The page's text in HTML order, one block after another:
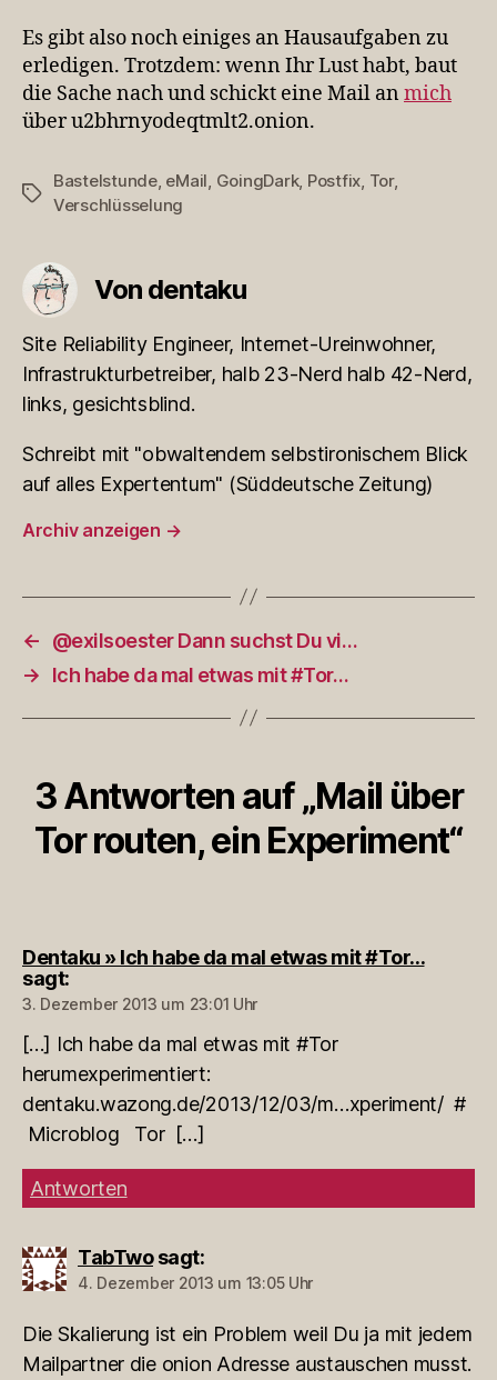
Es gibt also noch einiges an Hausaufgaben zu
erledigen. Trotzdem: wenn Ihr Lust habt, baut
die Sache nach und schickt eine Mail an mich
über u2bhrnyodeqtmlt2.onion.
Schlagwörter
Bastelstunde, eMail GoingDark, Postfix Tor,
Verschlüsselung
Von dentaku
Site Reliability Engineer, Internet-Ureinwohner,
Infrastrukturbetreiber, halb 23-Nerd halb 42-Nerd,
links, gesichtsblind.
Schreibt mit "obwaltendem selbstironischem Blick
auf alles Expertentum" (Süddeutsche Zeitung)
Archiv anzeigen →
←
@exilsoester Dann suchst Du vi…
→
Ich habe da mal etwas mit #Tor…
3 Antworten auf „Mail über
Tor routen, ein Experiment“
Dentaku » Ich habe da mal etwas mit #Tor…
sagt:
3. Dezember 2013 um 23:01 Uhr
[…] Ich habe da mal etwas mit #Tor
herumexperimentiert:
dentaku.wazong.de/2013/12/03/m…xperiment/ #
Microblog Tor […]
Antworten
TabTwo sagt:
4. Dezember 2013 um 13:05 Uhr
Die Skalierung ist ein Problem weil Du ja mit jedem
Mailpartner die onion Adresse austauschen musst.